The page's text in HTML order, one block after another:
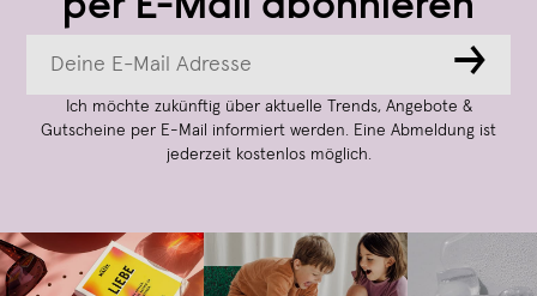
per E-Mail abonnieren
→
Ich möchte zukünftig über aktuelle Trends, Angebote &
Gutscheine per E-Mail informiert werden. Eine Abmeldung ist
jederzeit kostenlos möglich.